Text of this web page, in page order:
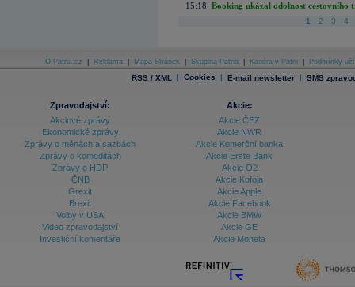
15:18 Booking ukázal odolnost cestovního
1 2 3 4
O Patria.cz Reklama Mapa Stránek Skupina Patria Kariéra v Patrii Podmínky
RSS / XML | Cookies | E-mail newsletter | SMS
Zpravodajství:
Akciové zprávy
Ekonomické zprávy
Zprávy o měnách a sazbách
Zprávy o komoditách
Zprávy o HDP
ČNB
Grexit
Brexit
Volby v USA
Video zpravodajství
Investiční komentáře
Akcie:
Akcie ČEZ
Akcie NWR
Akcie Komerční banka
Akcie Erste Bank
Akcie O2
Akcie Kofola
Akcie Apple
Akcie Facebook
Akcie BMW
Akcie GE
Akcie Moneta